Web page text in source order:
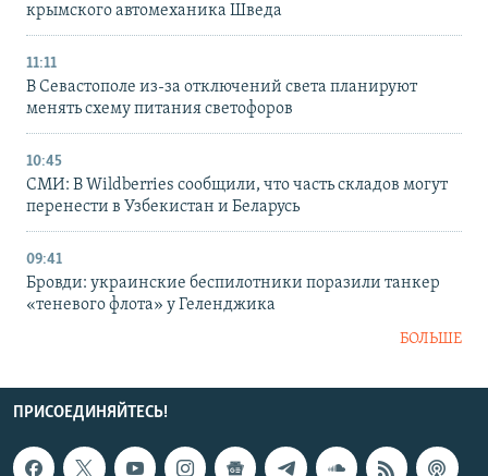
крымского автомеханика Шведа
11:11
В Севастополе из-за отключений света планируют
менять схему питания светофоров
10:45
СМИ: В Wildberries сообщили, что часть складов могут
перенести в Узбекистан и Беларусь
09:41
Бровди: украинские беспилотники поразили танкер
«теневого флота» у Геленджика
БОЛЬШЕ
ПРИСОЕДИНЯЙТЕСЬ!